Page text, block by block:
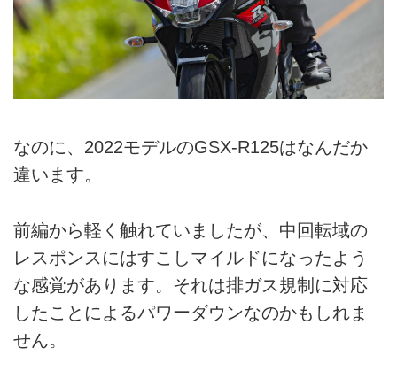
なのに、2022モデルのGSX-R125はなんだか
違います。
前編から軽く触れていましたが、中回転域の
レスポンスにはすこしマイルドになったよう
な感覚があります。それは排ガス規制に対応
したことによるパワーダウンなのかもしれま
せん。